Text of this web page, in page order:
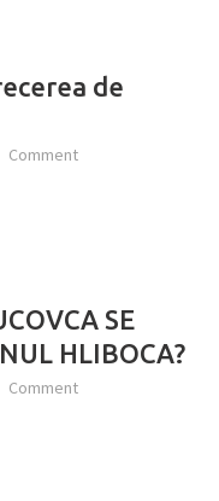
de
Comment
SE
HLIBOCA?
Comment